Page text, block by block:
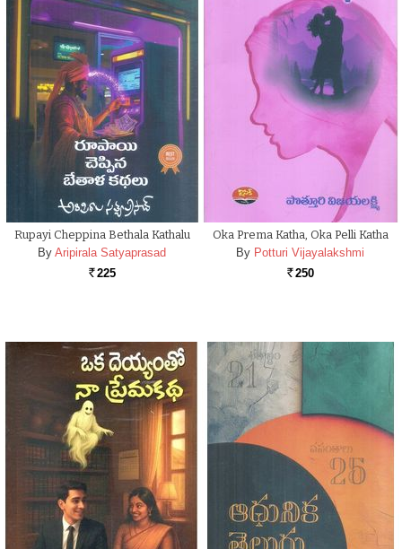
Rupayi Cheppina Bethala Kathalu
By Aripirala Satyaprasad
Rs. 225
Oka Prema Katha, Oka Pelli Katha
By Potturi Vijayalakshmi
Rs. 250